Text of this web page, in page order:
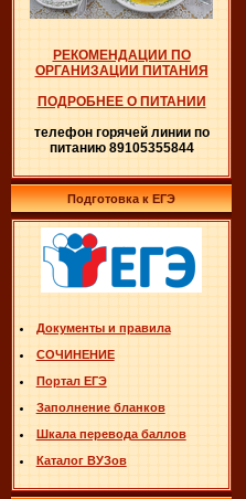
РЕКОМЕНДАЦИИ ПО
ОРГАНИЗАЦИИ ПИТАНИЯ
ПОДРОБНЕЕ О ПИТАНИИ
телефон горячей линии по
питанию 89105355844
Подготовка к ЕГЭ
Документы и правила
СОЧИНЕНИЕ
Портал ЕГЭ
Заполнение бланков
Шкала перевода баллов
Каталог ВУЗов